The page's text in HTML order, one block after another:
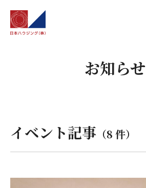
お知らせ
イベント記事 （8 件）